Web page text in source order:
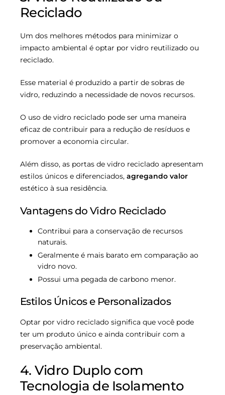
Reciclado
Um dos melhores métodos para minimizar o
impacto ambiental é optar por vidro reutilizado ou
reciclado.
Esse material é produzido a partir de sobras de
vidro, reduzindo a necessidade de novos recursos.
O uso de vidro reciclado pode ser uma maneira
eficaz de contribuir para a redução de resíduos e
promover a economia circular.
Além disso, as portas de vidro reciclado apresentam
estilos únicos e diferenciados, agregando valor
estético à sua residência.
Vantagens do Vidro Reciclado
Contribui para a conservação de recursos
naturais.
Geralmente é mais barato em comparação ao
vidro novo.
Possui uma pegada de carbono menor.
Estilos Únicos e Personalizados
Optar por vidro reciclado significa que você pode
ter um produto único e ainda contribuir com a
preservação ambiental.
4. Vidro Duplo com
Tecnologia de Isolamento